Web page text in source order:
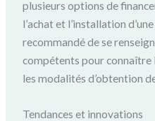
plusieurs options de
l’achat et l’installation
recommandé de se
compétents pour connaître
les modalités d’obtention
Tendances et innovations